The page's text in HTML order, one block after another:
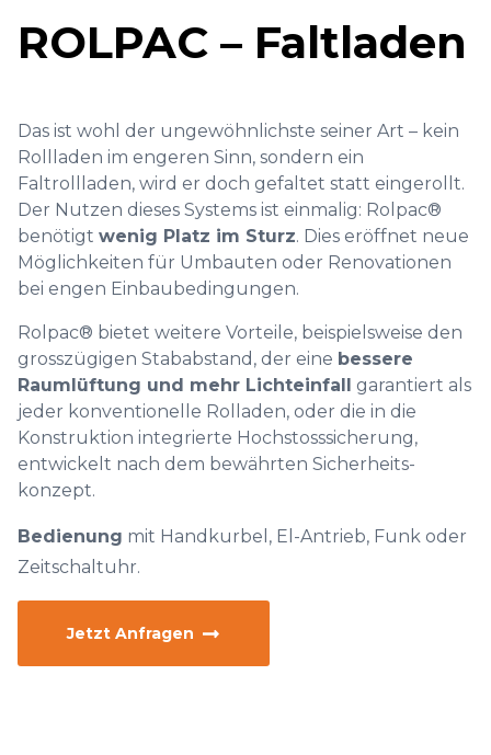
ROLPAC – Faltladen
Das ist wohl der ungewöhnlichste seiner Art – kein
Rollladen im engeren Sinn, sondern ein
Faltrollladen, wird er doch gefaltet statt eingerollt.
Der Nutzen dieses Systems ist einmalig: Rolpac®
benötigt wenig Platz im Sturz. Dies eröffnet neue
Möglichkeiten für Umbauten oder Renovationen
bei engen Einbaubedingungen.
Rolpac® bietet weitere Vorteile, beispielsweise den
grosszügigen Stababstand, der eine bessere
Raumlüftung und mehr Lichteinfall garantiert als
jeder konventionelle Rolladen, oder die in die
Konstruktion integrierte Hochstosssicherung,
entwickelt nach dem bewährten Sicherheits-
konzept.
Bedienung mit Handkurbel, El-Antrieb, Funk oder
Zeitschaltuhr.
Jetzt Anfragen